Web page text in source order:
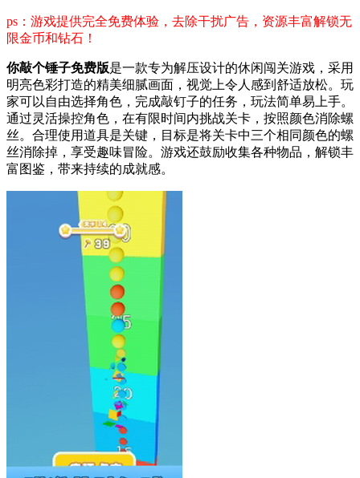
ps：游戏提供完全免费体验，去除干扰广告，资源丰富解锁无
限金币和钻石！
你敲个锤子免费版是一款专为解压设计的休闲闯关游戏，采用
明亮色彩打造的精美细腻画面，视觉上令人感到舒适放松。玩
家可以自由选择角色，完成敲钉子的任务，玩法简单易上手。
通过灵活操控角色，在有限时间内挑战关卡，按照颜色消除螺
丝。合理使用道具是关键，目标是将关卡中三个相同颜色的螺
丝消除掉，享受趣味冒险。游戏还鼓励收集各种物品，解锁丰
富图鉴，带来持续的成就感。